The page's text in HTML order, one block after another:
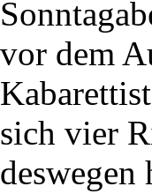
vor dem
sich vier